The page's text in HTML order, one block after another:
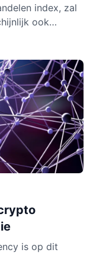
index, zal
ook
we hoe
is op dit